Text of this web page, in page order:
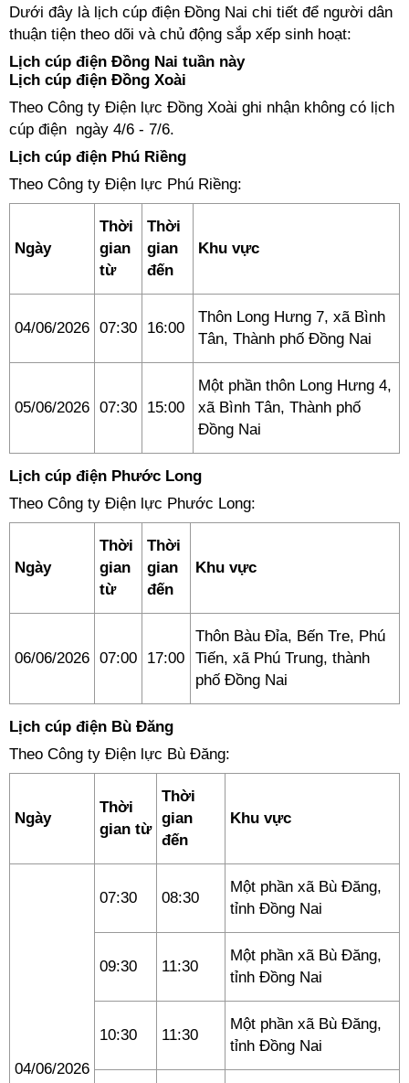
Dưới đây là lịch cúp điện Đồng Nai chi tiết để người dân
thuận tiện theo dõi và chủ động sắp xếp sinh hoạt:
Lịch cúp điện Đồng Nai tuần này
Lịch cúp điện Đồng Xoài
Theo Công ty Điện lực Đồng Xoài ghi nhận không có lịch
cúp điện ngày 4/6 - 7/6.
Lịch cúp điện Phú Riềng
Theo Công ty Điện lực Phú Riềng:
Ngày
Thời
gian
từ
Thời
gian
đến
Khu vực
04/06/2026 07:30 16:00
Thôn Long Hưng 7, xã Bình
Tân, Thành phố Đồng Nai
05/06/2026 07:30 15:00
Một phần thôn Long Hưng 4,
xã Bình Tân, Thành phố
Đồng Nai
Lịch cúp điện Phước Long
Theo Công ty Điện lực Phước Long:
Ngày
Thời
gian
từ
Thời
gian
đến
Khu vực
06/06/2026 07:00 17:00
Thôn Bàu Đỉa, Bến Tre, Phú
Tiến, xã Phú Trung, thành
phố Đồng Nai
Lịch cúp điện Bù Đăng
Theo Công ty Điện lực Bù Đăng:
Ngày
Thời
gian từ
Thời
gian
đến
Khu vực
04/06/2026
07:30 08:30
Một phần xã Bù Đăng,
tỉnh Đồng Nai
09:30 11:30
Một phần xã Bù Đăng,
tỉnh Đồng Nai
10:30 11:30
Một phần xã Bù Đăng,
tỉnh Đồng Nai